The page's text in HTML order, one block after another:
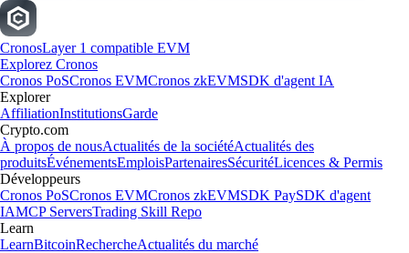
CronosLayer 1 compatible EVM
Explorez Cronos
Cronos PoSCronos EVMCronos zkEVMSDK d'agent IA
Explorer
AffiliationInstitutionsGarde
Crypto.com
À propos de nousActualités de la sociétéActualités des
produitsÉvénementsEmploisPartenairesSécuritéLicences & Permis
Développeurs
Cronos PoSCronos EVMCronos zkEVMSDK PaySDK d'agent
IAMCP ServersTrading Skill Repo
Learn
LearnBitcoinRechercheActualités du marché